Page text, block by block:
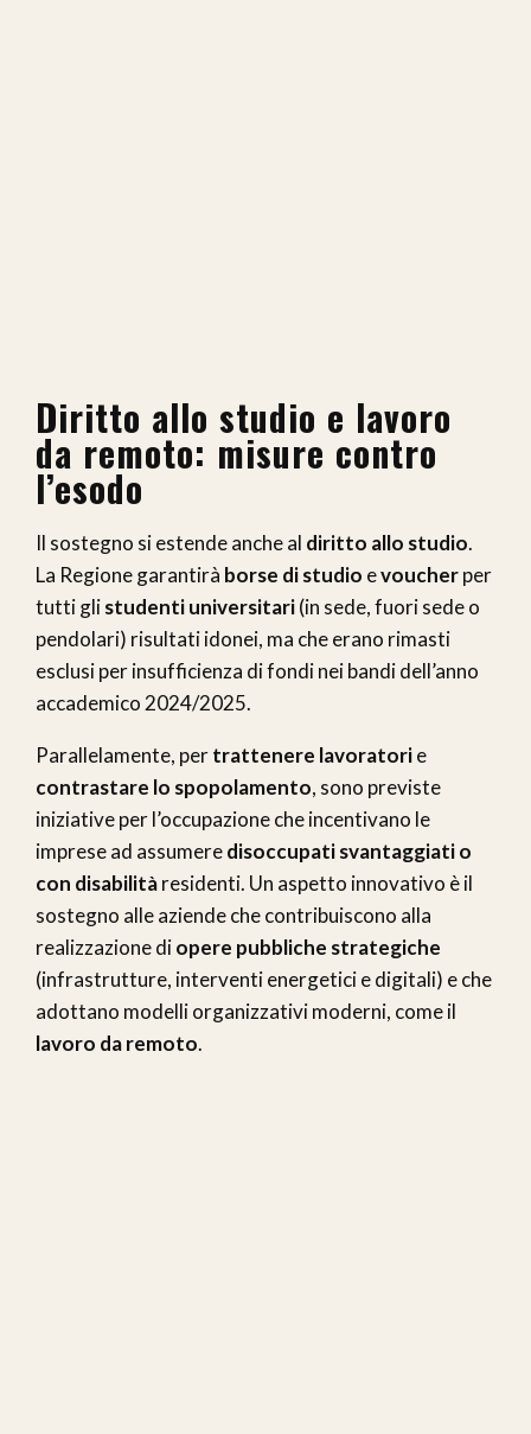
Diritto allo studio e lavoro
da remoto: misure contro
l’esodo
Il sostegno si estende anche al diritto allo studio.
La Regione garantirà borse di studio evoucherper
tutti glistudenti universitari(in sede, fuori sede o
pendolari) risultati idonei, ma che erano rimasti
esclusi per insufficienza di fondi nei bandi dell’anno
accademico 2024/2025.
Parallelamente, pertrattenere lavoratorie
contrastare lo spopolamento, sono previste
iniziative per l’occupazione che incentivano le
imprese ad assumeredisoccupati svantaggiati o
con disabilitàresidenti. Un aspetto innovativo è il
sostegno alle aziende che contribuiscono alla
realizzazione diopere pubbliche strategiche
(infrastrutture, interventi energetici e digitali) e che
adottano modelli organizzativi moderni, come il
lavoro da remoto.